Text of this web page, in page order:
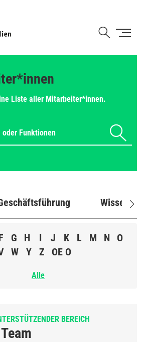
Liste aller Mitarbeiter*innen.
G H I J K L M N
O
W Y Z OE O
Alle
BEREICH